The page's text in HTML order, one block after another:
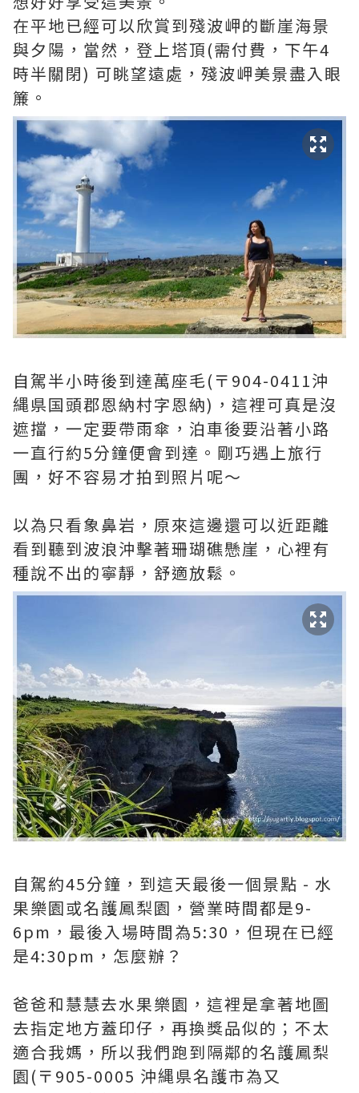
在平地已經可以欣賞到殘波岬的斷崖海景
與夕陽，當然，登上塔頂(需付費，下午4
時半關閉) 可眺望遠處，殘波岬美景盡入眼
簾。
自駕半小時後到達萬座毛(〒904-0411沖
縄県国頭郡恩納村字恩納)，這裡可真是沒
遮擋，一定要帶雨傘，泊車後要沿著小路
一直行約5分鐘便會到達。剛巧遇上旅行
團，好不容易才拍到照片呢～
以為只看象鼻岩，原來這邊還可以近距離
看到聽到波浪沖擊著珊瑚礁懸崖，心裡有
種說不出的寧靜，舒適放鬆。
自駕約45分鐘，到這天最後一個景點 - 水
果樂園或名護鳳梨園，營業時間都是9-
6pm，最後入場時間為5:30，但現在已經
是4:30pm，怎麼辦？
爸爸和慧慧去水果樂園，這裡是拿著地圖
去指定地方蓋印仔，再換獎品似的；不太
適合我媽，所以我們跑到隔鄰的名護鳳梨
園(〒905-0005 沖縄県名護市為又